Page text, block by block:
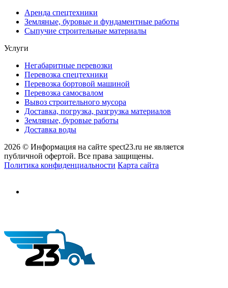
Аренда спецтехники
Земляные, буровые и фундаментные работы
Сыпучие строительные материалы
Услуги
Негабаритные перевозки
Перевозка спецтехники
Перевозка бортовой машиной
Перевозка самосвалом
Вывоз строительного мусора
Доставка, погрузка, разгрузка материалов
Земляные, буровые работы
Доставка воды
2026 © Информация на сайте spect23.ru не является
публичной офертой. Все права защищены.
Политика конфиденциальности Карта сайта